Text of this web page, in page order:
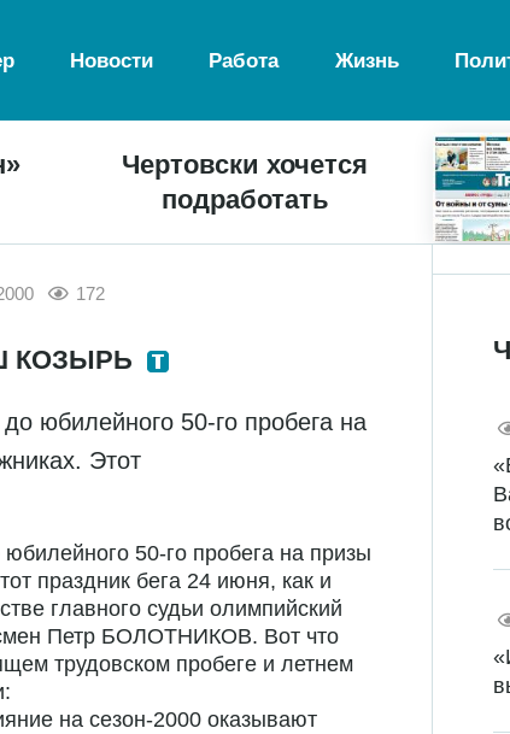
Новости Работа Жизнь
Чертовски хочется
подработать
172
КОЗЫРЬ
юбилейного 50-го пробега на
Этот
50-го пробега на призы
праздник бега 24 июня, как и
главного судьи олимпийский
Петр БОЛОТНИКОВ. Вот что
трудовском пробеге и летнем
на сезон-2000 оказывают